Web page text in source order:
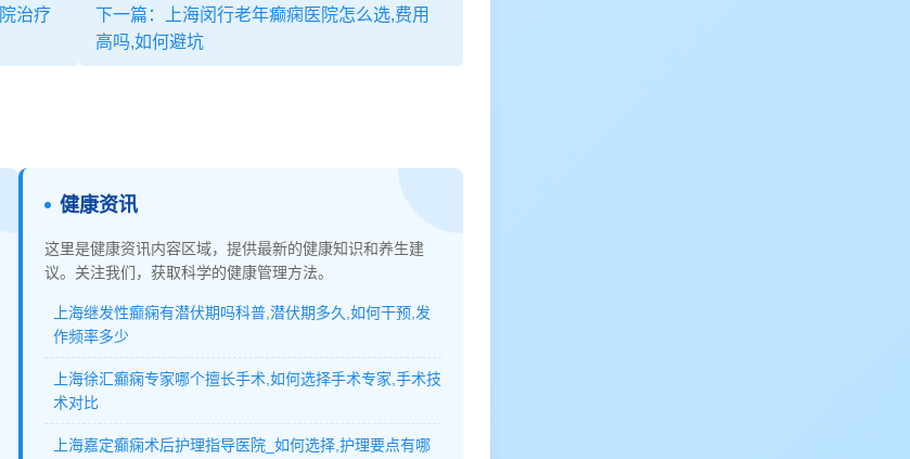
治疗
下一篇：上海闵行老年癫痫医院怎么选,费用
高吗,如何避坑
健康资讯
这里是健康资讯内容区域，提供最新的健康知识和养生建
议。关注我们，获取科学的健康管理方法。
上海继发性癫痫有潜伏期吗科普,潜伏期多久,如何干预,发
作频率多少
上海徐汇癫痫专家哪个擅长手术,如何选择手术专家,手术技
术对比
上海嘉定癫痫术后护理指导医院_如何选择,护理要点有哪